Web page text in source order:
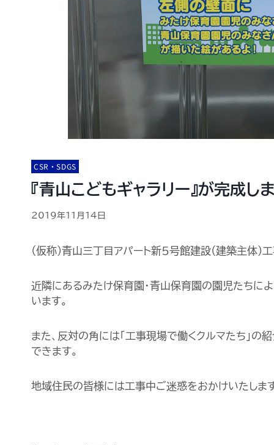
CSR・SDGS
『青山こどもギャラリー』が完成し
2019年11月14日
(仮称)青山三丁目アパート新5号館建設(建築主体)工
近隣にあるみたけ保育園・青山保育園の園児たちに
います。
また、反対の角には「工事現場で働くクルマたち」の
できます。
地域住民の皆様には工事中ご迷惑をおかけいたしま